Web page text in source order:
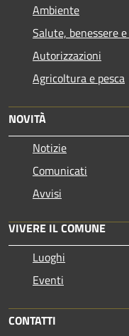
Ambiente
Salute, benessere
Autorizzazioni
Agricoltura e pesca
NOVITÀ
Notizie
Comunicati
Avvisi
VIVERE IL COMUNE
Luoghi
Eventi
CONTATTI